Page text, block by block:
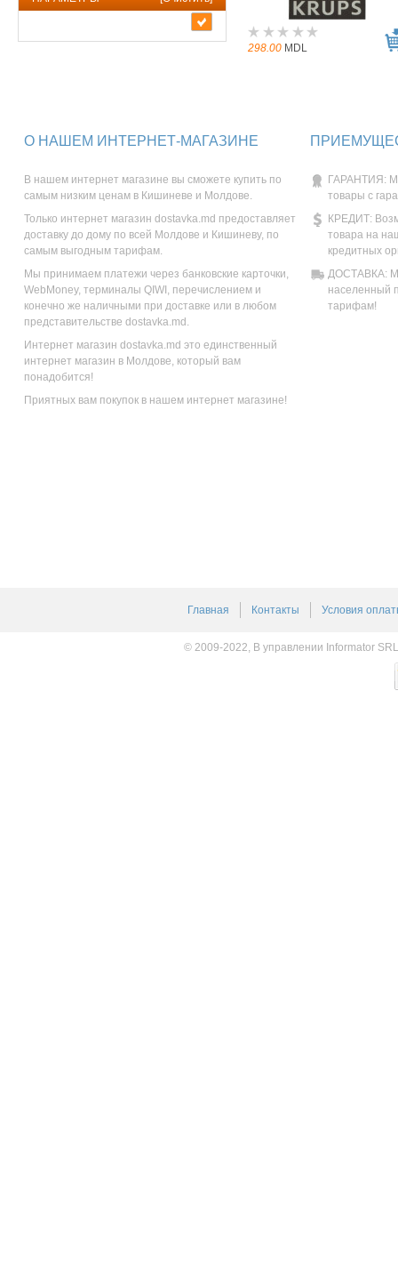
298.00 MDL
О НАШЕМ ИНТЕРНЕТ-МАГАЗИНЕ
В нашем интернет магазине вы сможете купить по
самым низким ценам в Кишиневе и Молдове.
Только интернет магазин dostavka.md предоставляет
доставку до дому по всей Молдове и Кишиневу, по
самым выгодным тарифам.
Мы принимаем платежи через банковские карточки,
WebMoney, терминалы QIWI, перечислением и
конечно же наличными при доставке или в любом
представительстве dostavka.md.
Интернет магазин dostavka.md это единственный
интернет магазин в Молдове, который вам
понадобится!
Приятных вам покупок в нашем интернет магазине!
ГАРАНТИЯ:
товары с
КРЕДИТ:
товара на
кредитных
ДОСТАВКА:
населенный
тарифам!
Главная Контакты Условия
© 2009-2022, В управлении Informator SRL